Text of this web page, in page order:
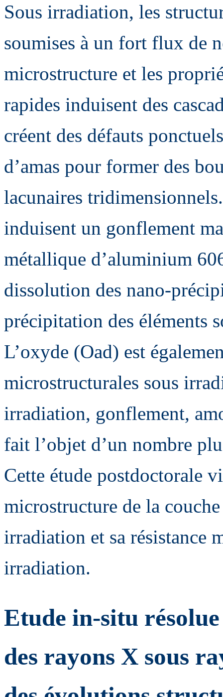
Sous irradiation, les
soumises à un fort flux de
microstructure et les
rapides induisent des
créent des défauts
d’amas pour former des
lacunaires
induisent un gonflement
métallique d’aluminium
dissolution des nano-
précipitation des éléments
L’oxyde (Oad) est
microstructurales sous
irradiation, gonflement,
fait l’objet d’un nombre
Cette étude postdoctorale
microstructure de la
irradiation et sa résistance
irradiation.
Etude in-situ
des rayons X sous